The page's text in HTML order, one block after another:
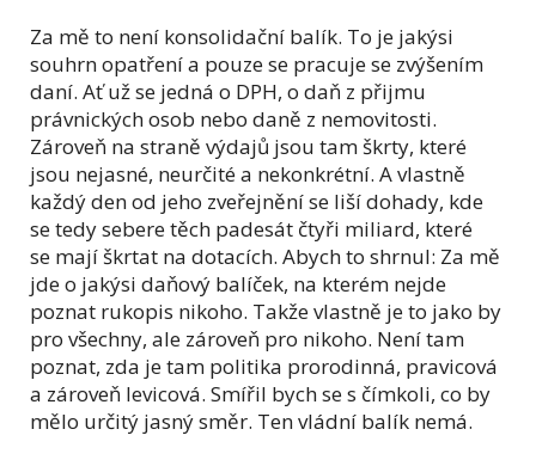
Za mě to není konsolidační balík. To je jakýsi
souhrn opatření a pouze se pracuje se zvýšením
daní. Ať už se jedná o DPH, o daň z přijmu
právnických osob nebo daně z nemovitosti.
Zároveň na straně výdajů jsou tam škrty, které
jsou nejasné, neurčité a nekonkrétní. A vlastně
každý den od jeho zveřejnění se liší dohady, kde
se tedy sebere těch padesát čtyři miliard, které
se mají škrtat na dotacích. Abych to shrnul: Za mě
jde o jakýsi daňový balíček, na kterém nejde
poznat rukopis nikoho. Takže vlastně je to jako by
pro všechny, ale zároveň pro nikoho. Není tam
poznat, zda je tam politika prorodinná, pravicová
a zároveň levicová. Smířil bych se s čímkoli, co by
mělo určitý jasný směr. Ten vládní balík nemá.